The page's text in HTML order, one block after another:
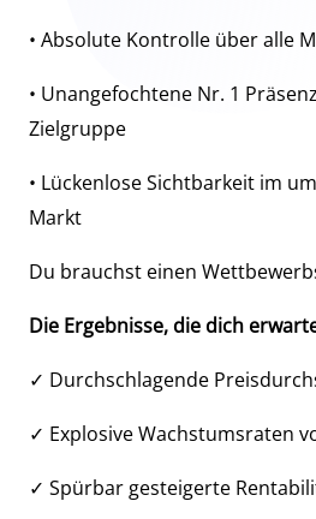
• Absolute Kontrolle über alle
• Unangefochtene Nr. 1
Zielgruppe
• Lückenlose Sichtbarkeit im
Markt
Du brauchst einen
Die Ergebnisse, die dich
✓ Durchschlagende
✓ Explosive Wachstumsraten
✓ Spürbar gesteigerte